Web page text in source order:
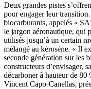
Deux grandes pistes
pour engager leur
biocarburants, appelés «
le jargon aéronautique, qui
utilisés jusqu’à un certain
mélangé au kérosène. « Il
seconde génération sur les
constructeurs d’envisager,
décarboner à hauteur de 80
Vincent Capo-Canellas,